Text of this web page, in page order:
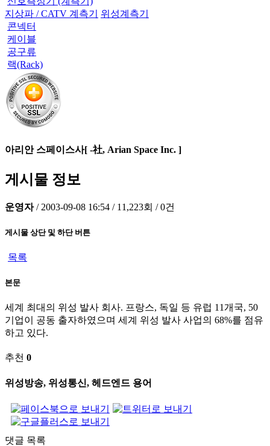
지상파 / CATV 계측기
위성계측기
콘넥터
케이블
공구류
랙(Rack)
아리안 스페이스사[ -社, Arian Space Inc. ]
게시물 정보
운영자 / 2003-09-08 16:54 / 11,223회 / 0건
게시물 상단 및 하단 버튼
목록
본문
세계 최대의 위성 발사 회사. 프랑스, 독일 등 유럽 11개국, 50
기업이 공동 출자하였으며 세계 위성 발사 사업의 68%를 점유
하고 있다.
추천 0
위성방송, 위성통신, 헤드엔드 용어
댓글 목록